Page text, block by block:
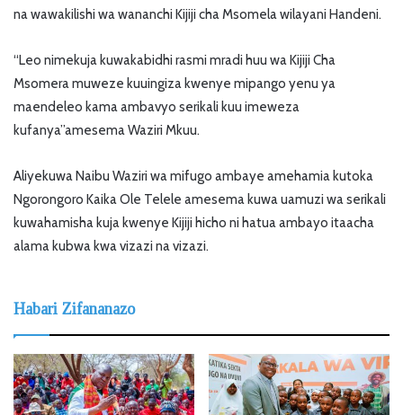
na wawakilishi wa wananchi Kijiji cha Msomela wilayani Handeni.
“Leo nimekuja kuwakabidhi rasmi mradi huu wa Kijiji Cha
Msomera muweze kuuingiza kwenye mipango yenu ya
maendeleo kama ambavyo serikali kuu imeweza
kufanya”amesema Waziri Mkuu.
Aliyekuwa Naibu Waziri wa mifugo ambaye amehamia kutoka
Ngorongoro Kaika Ole Telele amesema kuwa uamuzi wa serikali
kuwahamisha kuja kwenye Kijiji hicho ni hatua ambayo itaacha
alama kubwa kwa vizazi na vizazi.
Habari Zifananazo